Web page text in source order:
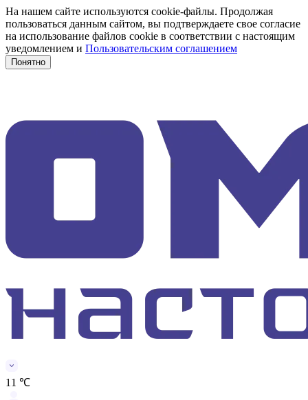
На нашем сайте используются cookie-файлы. Продолжая
пользоваться данным сайтом, вы подтверждаете свое согласие
на использование файлов cookie в соответствии с настоящим
уведомлением и Пользовательским соглашением
Понятно
11 ℃